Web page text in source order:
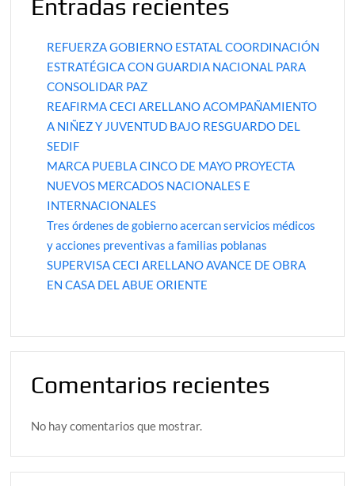
Entradas recientes
REFUERZA GOBIERNO ESTATAL COORDINACIÓN
ESTRATÉGICA CON GUARDIA NACIONAL PARA
CONSOLIDAR PAZ
REAFIRMA CECI ARELLANO ACOMPAÑAMIENTO
A NIÑEZ Y JUVENTUD BAJO RESGUARDO DEL
SEDIF
MARCA PUEBLA CINCO DE MAYO PROYECTA
NUEVOS MERCADOS NACIONALES E
INTERNACIONALES
Tres órdenes de gobierno acercan servicios médicos
y acciones preventivas a familias poblanas
SUPERVISA CECI ARELLANO AVANCE DE OBRA
EN CASA DEL ABUE ORIENTE
Comentarios recientes
No hay comentarios que mostrar.